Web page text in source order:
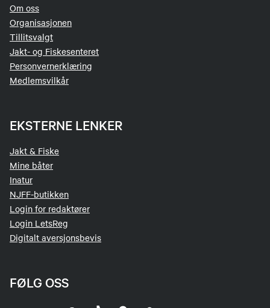
Om oss
Organisasjonen
Tillitsvalgt
Jakt- og Fiskesenteret
Personvernerklæring
Medlemsvilkår
EKSTERNE LENKER
Jakt & Fiske
Mine båter
Inatur
NJFF-butikken
Login for redaktører
Login LetsReg
Digitalt aversjonsbevis
FØLG OSS